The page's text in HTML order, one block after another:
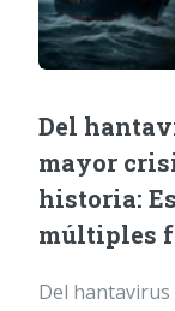
Del
mayor
historia:
múltiples
Del